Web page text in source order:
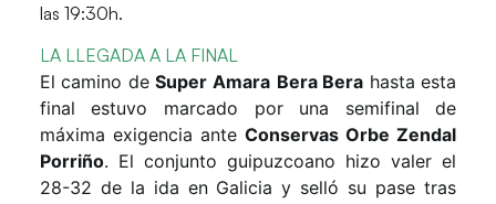
las 19:30h.
LA LLEGADA A LA FINAL
El camino deSuper Amara Bera Bera hasta esta
final estuvo marcado por una semifinal de
máxima exigencia anteConservas Orbe Zendal
Porriño. El conjunto guipuzcoano hizo valer el
28-32 de la ida en Galicia y selló su pase tras